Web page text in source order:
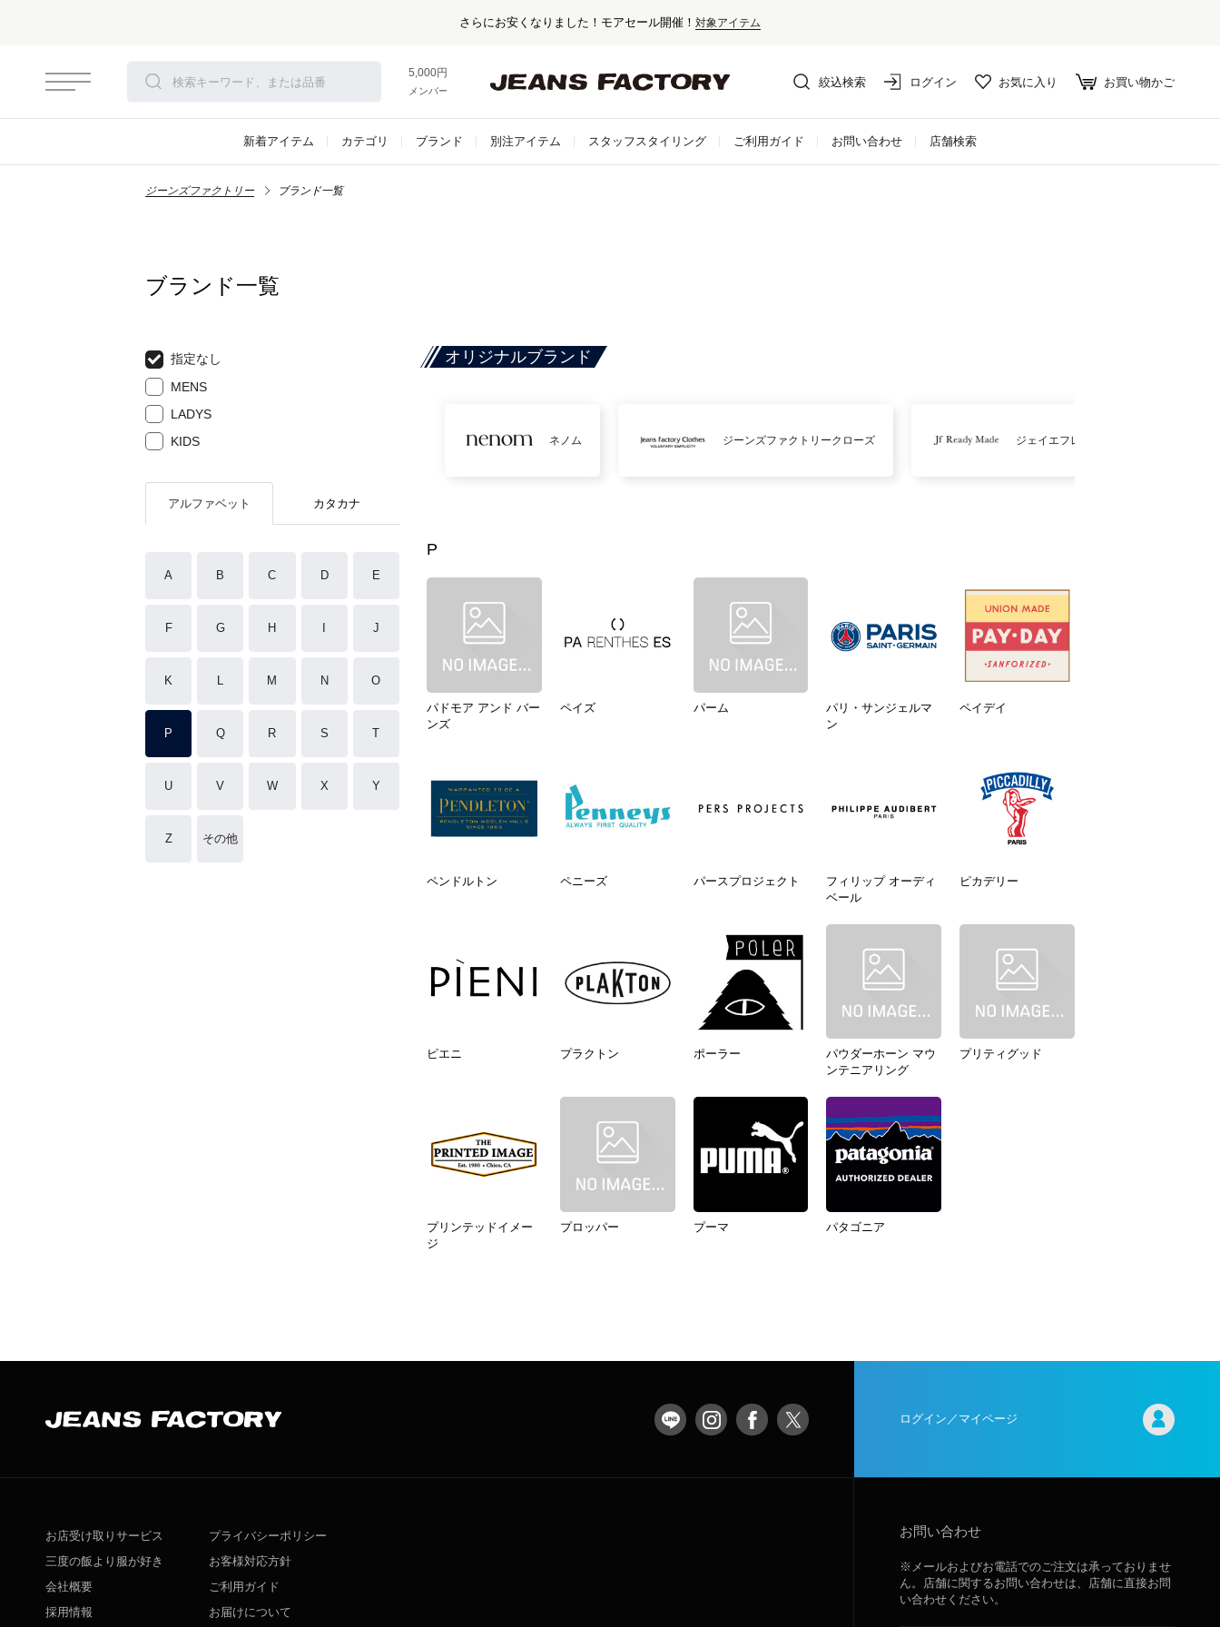
さらにお安くなりました！モアセール開催！対象アイテム
5,000円以上お買い上げで送料無料！
メンバー登録でお得な情報をゲット。さらに詳しく
絞込検索 ログイン お気に入り お買い物かご
新着アイテム カテゴリ ブランド 別注アイテム スタッフスタイリング ご利用ガイド お問い合わせ 店舗検索
ジーンズファクトリー ブランド一覧
ブランド一覧
指定なし
MENS
LADYS
KIDS
アルファベット カタカナ
A B C D E
F G H J
K L M N O
P Q R S T
U V W X Y
Z その他
オリジナルブランド
ネノム ジーンズファクトリークローズ ジェイエフレディメイド
P
パドモア アンド バー
ンズ
ペイズ パーム
パリ・サンジェルマ
ン
ペイデイ
ペンドルトン ペニーズ パースプロジェクト
フィリップ オーディ
ベール
ピカデリー
ピエニ プラクトン ポーラー
パウダーホーン マウ
ンテニアリング
プリティグッド
プリンテッドイメー
ジ
プロッパー プーマ パタゴニア
ログイン／マイページ
お店受け取りサービス
三度の飯より服が好き
会社概要
採用情報
プライバシーポリシー
お客様対応方針
ご利用ガイド
お届けについて
お問い合わせ
※メールおよびお電話でのご注文は承っておりませ
ん。店舗に関するお問い合わせは、店舗に直接お問
い合わせください。